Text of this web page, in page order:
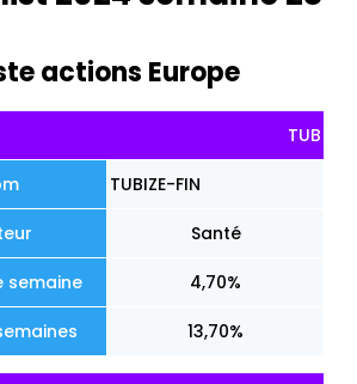
actions Europe
semaine
TUB
TUBIZE-FIN
Santé
4,70%
13,70%